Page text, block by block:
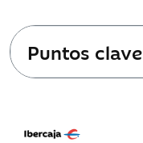
Puntos clave